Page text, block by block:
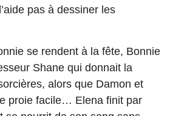
pas à dessiner les
se rendent à la fête, Bonnie
Shane qui donnait la
alors que Damon et
proie facile… Elena finit par